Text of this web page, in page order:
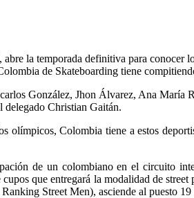
la temporada definitiva para conocer
de Skateboarding tiene
González, Jhon Álvarez, Ana
Christian Gaitán.
olímpicos, Colombia tiene a estos
de un colombiano en el circuito
que entregará la modalidad de
Street Men), asciende al puesto